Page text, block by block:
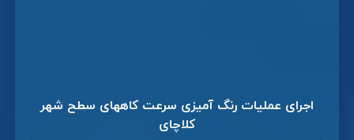
اجرای عملیات رنگ آمیزی سرعت کاههای سطح شهر
کلاچای